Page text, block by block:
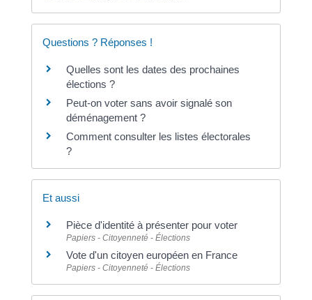
Questions ? Réponses !
Quelles sont les dates des prochaines
élections ?
Peut-on voter sans avoir signalé son
déménagement ?
Comment consulter les listes électorales
?
Et aussi
Pièce d'identité à présenter pour voter
Papiers - Citoyenneté - Élections
Vote d'un citoyen européen en France
Papiers - Citoyenneté - Élections